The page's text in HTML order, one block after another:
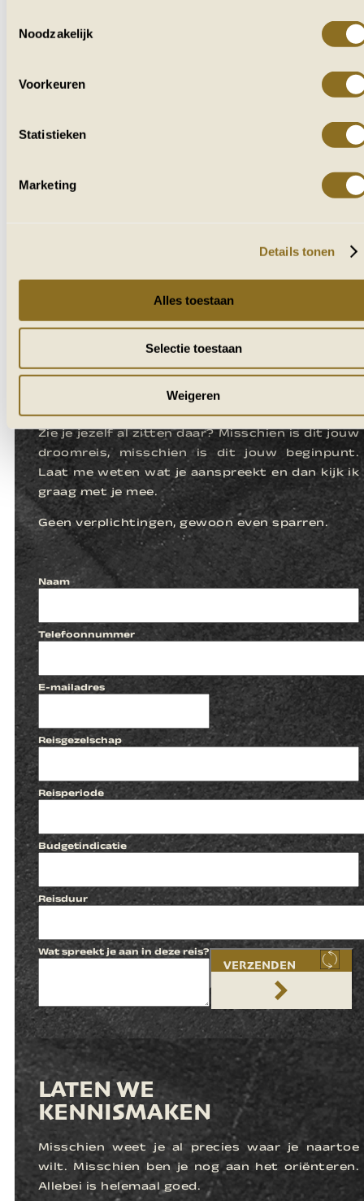
Noodzakelijk
Voorkeuren
Statistieken
Marketing
Details tonen
Alles toestaan
Selectie toestaan
Weigeren
VOOR IEDEREEN
inspiratie uit zuidelijk Afrika.
Naam
VERZENDEN
LATEN WE
KENNISMAKEN
Zie je jezelf al zitten daar? Misschien is dit jouw
droomreis, misschien is dit jouw beginpunt.
Laat me weten wat je aanspreekt en dan kijk ik
graag met je mee.
Geen verplichtingen, gewoon even sparren.
Naam
Telefoonnummer
E-mailadres
Reisgezelschap
Reisperiode
Budgetindicatie
Reisduur
Wat spreekt je aan in deze reis?
VERZENDEN
LATEN WE
KENNISMAKEN
Misschien weet je al precies waar je naartoe
wilt. Misschien ben je nog aan het oriënteren.
Allebei is helemaal goed.